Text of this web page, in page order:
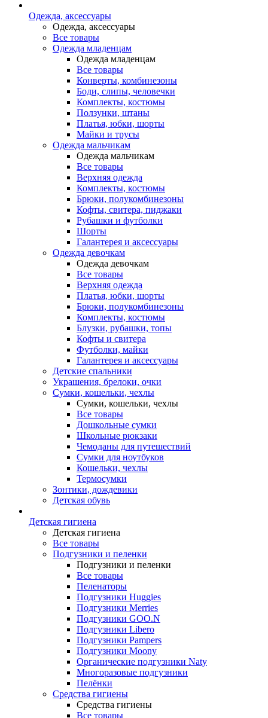
Одежда, аксессуары
Одежда, аксессуары
Все товары
Одежда младенцам
Одежда младенцам
Все товары
Конверты, комбинезоны
Боди, слипы, человечки
Комплекты, костюмы
Ползунки, штаны
Платья, юбки, шорты
Майки и трусы
Одежда мальчикам
Одежда мальчикам
Все товары
Верхняя одежда
Комплекты, костюмы
Брюки, полукомбинезоны
Кофты, свитера, пиджаки
Рубашки и футболки
Шорты
Галантерея и аксессуары
Одежда девочкам
Одежда девочкам
Все товары
Верхняя одежда
Платья, юбки, шорты
Брюки, полукомбинезоны
Комплекты, костюмы
Блузки, рубашки, топы
Кофты и свитера
Футболки, майки
Галантерея и аксессуары
Детские спальники
Украшения, брелоки, очки
Сумки, кошельки, чехлы
Сумки, кошельки, чехлы
Все товары
Дошкольные сумки
Школьные рюкзаки
Чемоданы для путешествий
Сумки для ноутбуков
Кошельки, чехлы
Термосумки
Зонтики, дождевики
Детская обувь
Детская гигиена
Детская гигиена
Все товары
Подгузники и пеленки
Подгузники и пеленки
Все товары
Пеленаторы
Подгузники Huggies
Подгузники Merries
Подгузники GOO.N
Подгузники Libero
Подгузники Pampers
Подгузники Moony
Органические подгузники Naty
Многоразовые подгузники
Пелёнки
Средства гигиены
Средства гигиены
Все товары